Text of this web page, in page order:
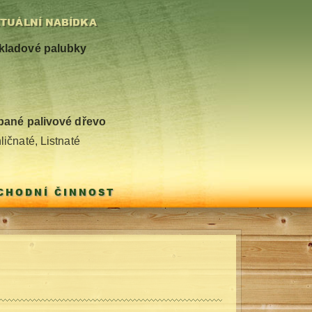
NABÍDKA
palubky
palivové dřevo
Listnaté
ČINNOST